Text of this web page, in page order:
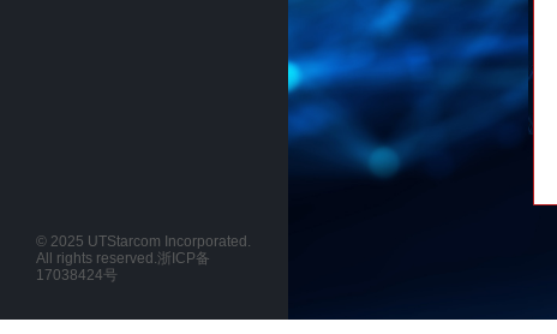
© 2025 UTStarcom Incorporated.
All rights reserved.浙ICP备
17038424号